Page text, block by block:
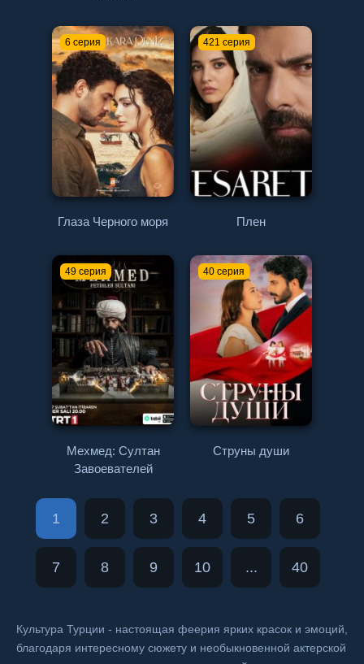
6 серия
Глаза Черного моря
421 серия
Плен
49 серия
Мехмед: Султан
Завоевателей
40 серия
Струны души
1 2 3 4 5 6
7 8 9 10 ... 40
Культура Турции - настоящая феерия ярких красок и эмоций,
благодаря интересному сюжету и необыкновенной актерской